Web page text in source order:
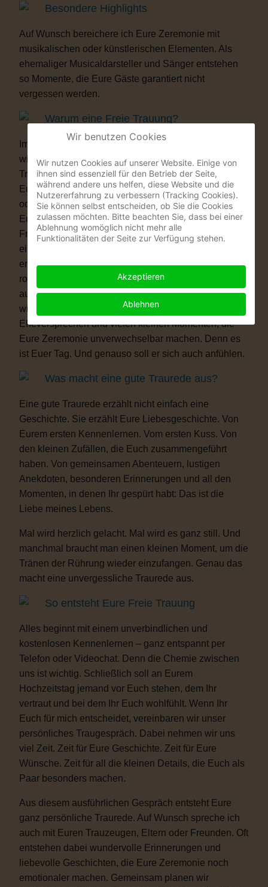
Besondere Highlights
Auf Wunsch bereichere ich Eure Zeremonie mit
musikalischen oder künstlerischen Elementen. Als
ehemaliger Musicaldarsteller und Sänger entstehen
so Momente, die Eure Gäste garantiert nicht
vergessen werden.
Warum eine Freie Trauung?
Immer mehr Paare wünschen sich eine Hochzeit, die
wirklich zu ihnen passt. Vielleicht ist eine kirchliche
Trauung nicht das Richtige für Euch. Vielleicht ist
Euch die standesamtliche Zeremonie allein zu kurz
oder zu unpersönlich. Eine Freie Trauung schenkt
Euch genau das, was Ihr Euch wünscht: völlige
Freiheit. Ob auf einer Wiese, am See, im Schloss, in
einer Scheune oder im eigenen Garten – Ihr
entscheidet, wo Ihr Euch das Ja-Wort gebt. Ob
romantisch, modern, elegant, locker, humorvoll oder
außergewöhnlich – Eure Hochzeit darf genauso sein,
wie Ihr seid. Mit persönlichen Ritualen, Eurem
Eheversprechen und vielen kleinen Momenten, die
Eure Zeremonie unverwechselbar machen. Denn es
ist Euer Tag. Und genauso soll er sich auch anfühlen.
Was macht eine gute Traurede aus?
Eine gute Traurede erzählt nicht einfach eine
Geschichte. Sie erzählt Eure Liebesgeschichte. Von
Eurem ersten Kennenlernen. Vom ersten Kuss. Von
den kleinen Zufällen, die Euch zusammengeführt
haben. Von gemeinsamen Abenteuern, lustigen
Anekdoten, besonderen Erinnerungen und all den
Momenten, in denen Ihr gespürt habt: Das ist die
Liebe meines Lebens.
Mal wird herzlich gelacht. Mal wird es ganz still. Und
manchmal braucht man einen kleinen Moment, um die
Tränen der Rührung wieder einzufangen. Genau das
macht eine unvergessliche Traurede aus.
So entsteht Eure Freie Trauung
Alles beginnt mit einem unverbindlichen und
kostenlosen Kennenlernen – ganz entspannt per
Telefon oder Videochat. Denn die Chemie zwischen
uns ist wichtig. Schließlich soll an Eurem
Hochzeitstag jemand vor Euch stehen, dem Ihr
vertraut und bei dem Ihr Euch wohlfühlt. Wenn Ihr
Euch für mich entscheidet, vereinbaren wir unser
persönliches Traugespräch. Dabei nehmen wir uns
viel Zeit. Zeit für Eure Geschichte. Zeit für Eure
Wünsche. Zeit für all die kleinen Details, die Euch als
Paar besonders machen.
Aus diesem ausführlichen Gespräch entsteht Eure
ganz persönliche Traurede. Auf Wunsch spreche ich
auch mit Euren Trauzeugen, Eltern oder Freunden. Oft
entstehen dabei wundervolle Erinnerungen und
liebevolle Geschichten, die Eure Zeremonie noch
emotionaler machen. Gemeinsam planen wir
Wir benutzen Cookies
Wir nutzen Cookies auf unserer Website. Einige von
ihnen sind essenziell für den Betrieb der Seite,
während andere uns helfen, diese Website und die
Nutzererfahrung zu verbessern (Tracking Cookies).
Sie können selbst entscheiden, ob Sie die Cookies
zulassen möchten. Bitte beachten Sie, dass bei einer
Ablehnung womöglich nicht mehr alle
Funktionalitäten der Seite zur Verfügung stehen.
Akzeptieren
Ablehnen